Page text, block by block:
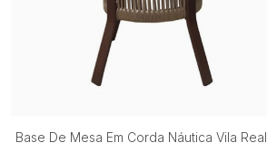
Base De Mesa Em Corda Náutica Vila Real